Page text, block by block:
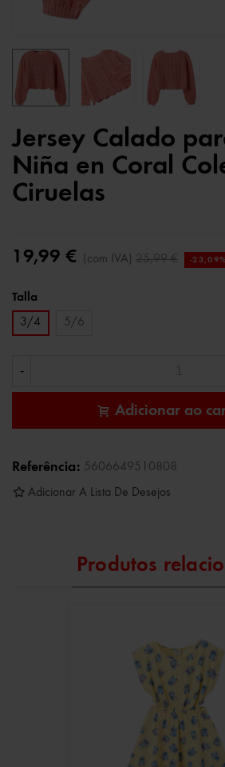
Jersey Calado
Niña en Coral
Ciruelas
19,99 € (com IVA) 25,99 € -23,09%
Talla
3/4
5/6
-
Adicionar ao
Referência: 5606649510808
Adicionar A Lista De Desejos
Produtos